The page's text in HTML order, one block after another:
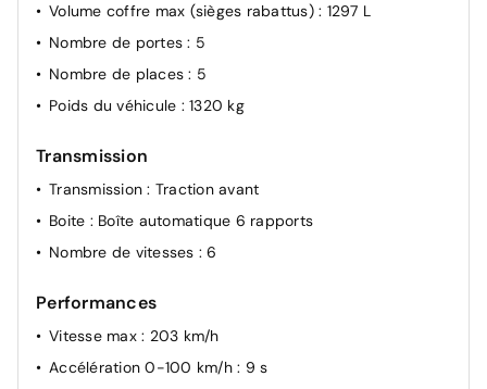
Volume coffre max (sièges rabattus) : 1297 L
Nombre de portes: 5
Nombre de places: 5
Poids du véhicule : 1320 kg
Transmission
Transmission: Traction avant
Boite : Boîte automatique 6 rapports
Nombre de vitesses : 6
Performances
Vitesse max : 203 km/h
Accélération 0-100 km/h : 9 s